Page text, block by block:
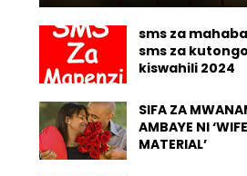
sms za
sms za
kiswahili 2024
SIFA ZA
AMBAYE NI ‘WIFE
MATERIAL’